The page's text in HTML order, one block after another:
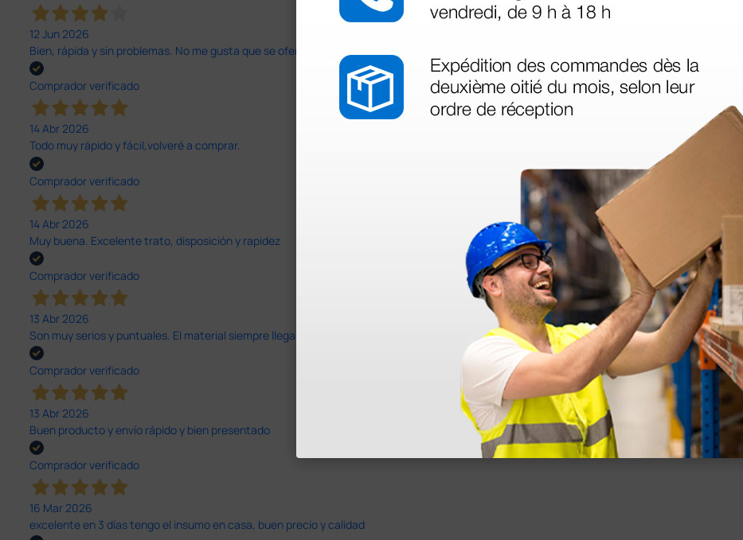
12 Jun 2026
Bien, rápida y sin problemas. No me gusta que se oferten productos sin incluir el IVA que luego nos van a cobrar.
Comprador verificado
14 Abr 2026
Todo muy rápido y fácil,volveré a comprar.
Comprador verificado
14 Abr 2026
Muy buena. Excelente trato, disposición y rapidez
Comprador verificado
13 Abr 2026
Son muy serios y puntuales. El material siempre llega muy bien¡¡¡
Comprador verificado
13 Abr 2026
Buen producto y envío rápido y bien presentado
Comprador verificado
16 Mar 2026
excelente en 3 días tengo el insumo en casa, buen precio y calidad